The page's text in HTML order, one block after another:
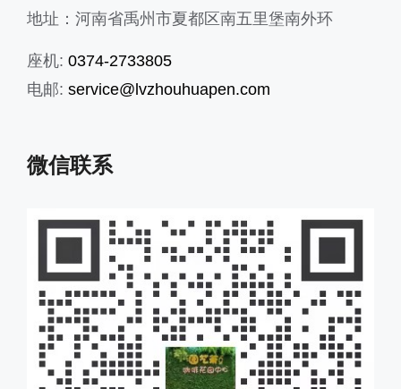
地址：河南省禹州市夏都区南五里堡南外环
座机: 0374-2733805
电邮: service@lvzhouhuapen.com
微信联系